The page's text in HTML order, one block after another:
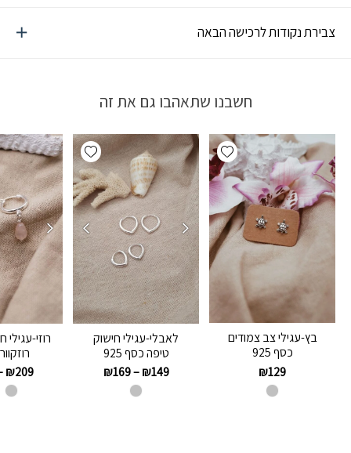
צבירת נקודות לרכישה הבאה
חשבנו שתאהבו גם את זה
Add wishlist
בץ-עגילי צב צמודים
כסף 925
₪129
Add wishlist
לאבלי-עגילי חישוק
טיפה כסף 925
₪149
–
₪169
רוזי-עגילי
₪209